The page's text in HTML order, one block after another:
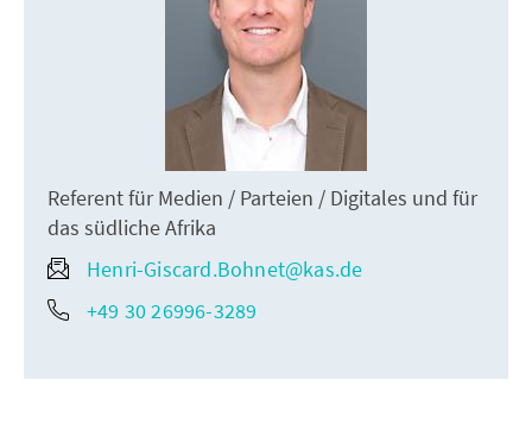
Referent für Medien / Parteien / Digitales und für
das südliche Afrika
Henri-Giscard.Bohnet@kas.de
+49 30 26996-3289